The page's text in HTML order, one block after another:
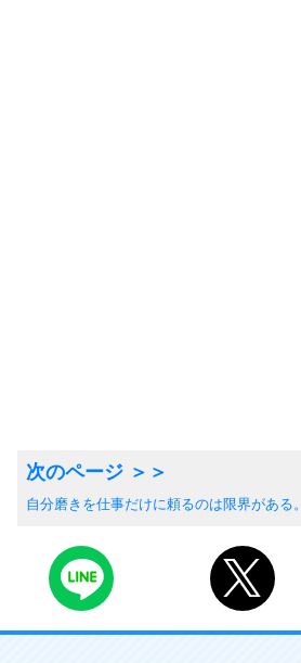
自分磨きを仕事だけに頼るのは限界がある。